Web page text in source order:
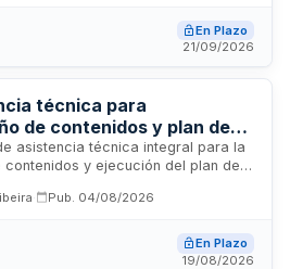
programa científico, soporte
así como elaboración de informe
debe contar con un equipo
de contacto para coordinar con los
toda la ejecución del
En Plazo
21/09/2026
técnica para
de contenidos y plan de
Forum 2026 -
asistencia técnica integral para la
y ejecución del plan de
azul Blue Atlantic Forum 2026,
de Ribeira. El proyecto, financiado
Autónoma de Galicia a través de
la coordinación y gestión
Pub. 04/08/2026
En Plazo
19/08/2026